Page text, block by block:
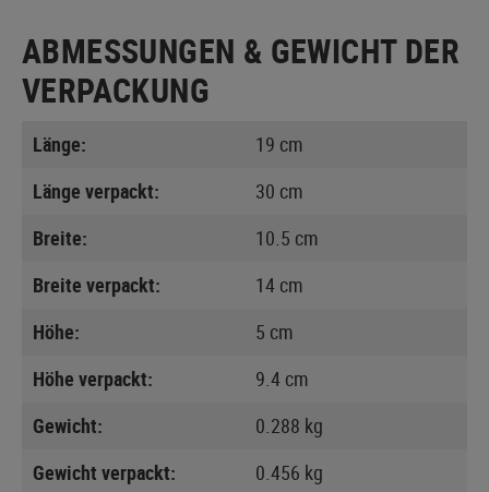
ABMESSUNGEN & GEWICHT DER
VERPACKUNG
Länge:
19 cm
Länge verpackt:
30 cm
Breite:
10.5 cm
Breite verpackt:
14 cm
Höhe:
5 cm
Höhe verpackt:
9.4 cm
Gewicht:
0.288 kg
Gewicht verpackt:
0.456 kg